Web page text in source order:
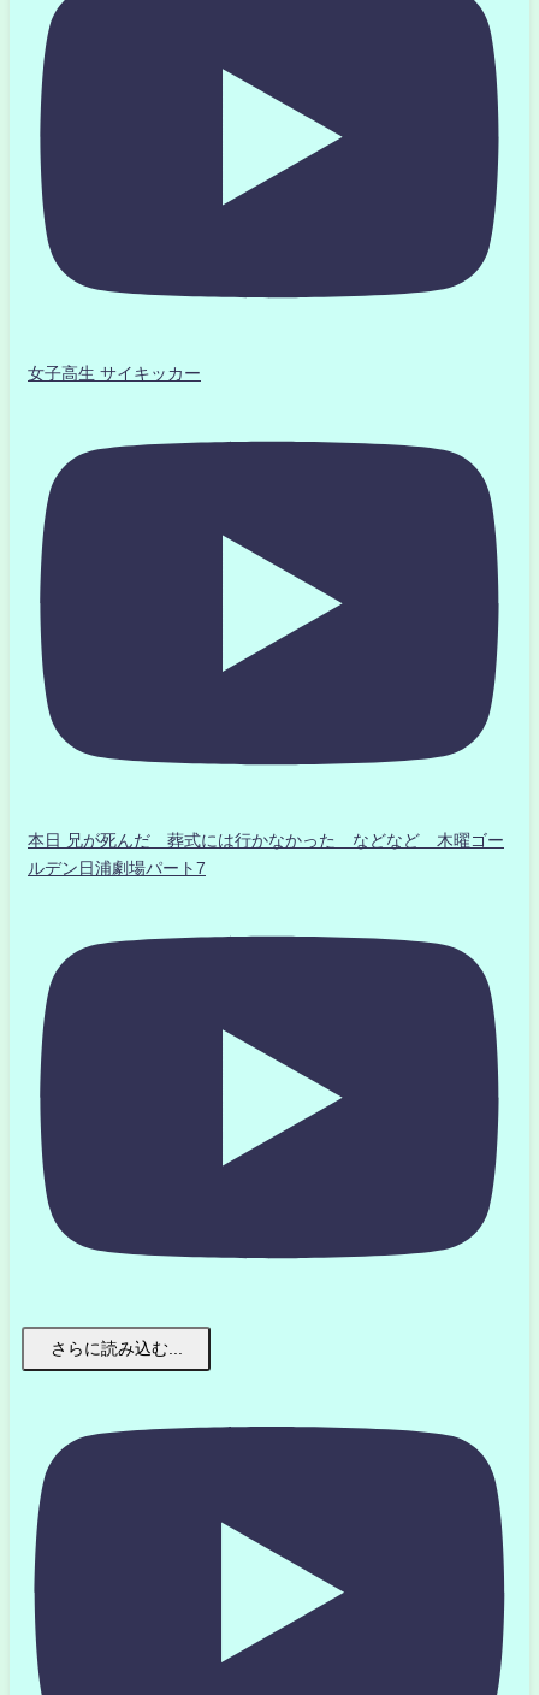
女子高生 サイキッカー
本日 兄が死んだ 葬式には行かなかった などなど 木曜ゴー
ルデン日浦劇場パート7
さらに読み込む...